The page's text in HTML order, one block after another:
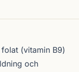
(vitamin B9)
och